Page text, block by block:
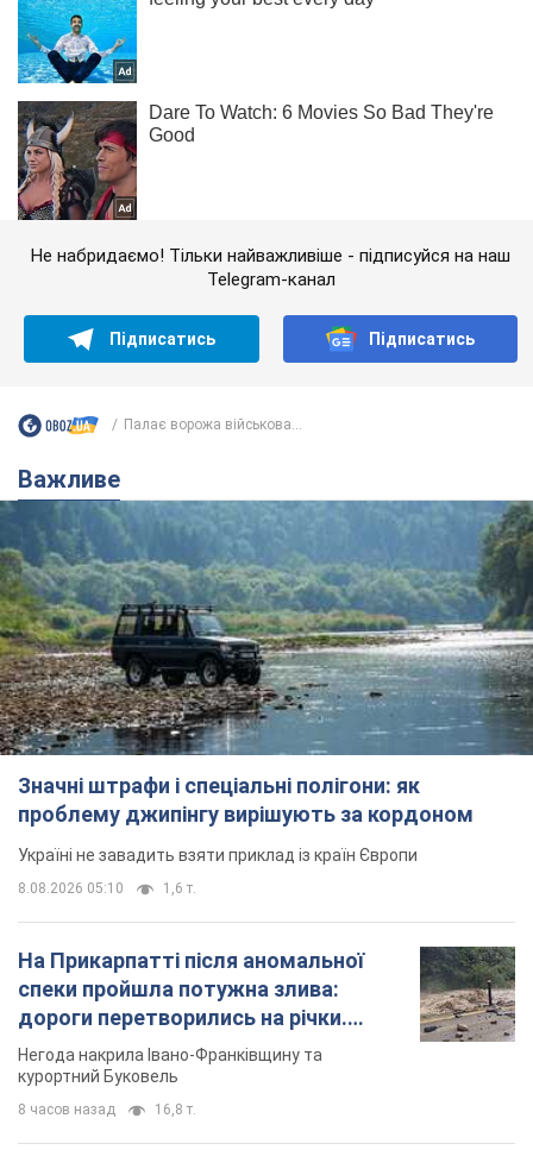
Не набридаємо! Тільки найважливіше - підписуйся на наш
Telegram-канал
Підписатись Підписатись
Палає ворожа військова...
Важливе
Значні штрафи і спеціальні полігони: як
проблему джипінгу вирішують за кордоном
Україні не завадить взяти приклад із країн Європи
8.08.2026 05:10 1,6 т.
На Прикарпатті після аномальної
спеки пройшла потужна злива:
дороги перетворились на річки.
Відео
Негода накрила Івано-Франківщину та
курортний Буковель
8 часов назад 16,8 т.